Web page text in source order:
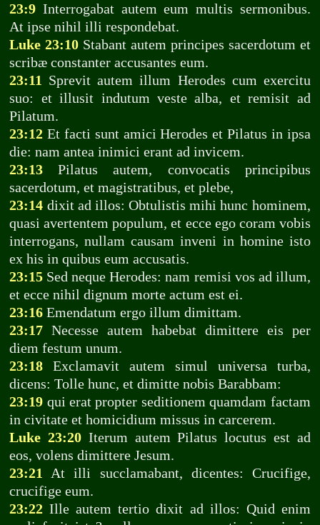
23:9 Interrogabat autem eum multis sermonibus.
At ipse nihil illi respondebat.
Luke 23:10 Stabant autem principes sacerdotum et
scribæ constanter accusantes eum.
23:11
Sprevit autem illum Herodes cum exercitu
suo: et illusit indutum veste alba, et remisit ad
Pilatum.
23:12 Et facti sunt amici Herodes et Pilatus in ipsa
die: nam antea inimici erant ad invicem.
23:13 Pilatus autem, convocatis principibus
sacerdotum, et magistratibus, et plebe,
23:14 dixit ad illos: Obtulistis mihi hunc hominem,
quasi avertentem populum, et ecce ego coram vobis
interrogans, nullam causam inveni in homine isto
ex his in quibus eum accusatis.
23:15 Sed neque Herodes: nam remisi vos ad illum,
et ecce nihil dignum morte actum est ei.
23:16 Emendatum ergo illum dimittam.
23:17 Necesse autem habebat dimittere eis per
diem festum unum.
23:18 Exclamavit autem simul universa turba,
dicens: Tolle hunc, et dimitte nobis Barabbam:
23:19 qui erat propter seditionem quamdam factam
in civitate et homicidium missus in carcerem.
Luke 23:20 Iterum autem Pilatus locutus est ad
eos, volens dimittere Jesum.
23:21
At illi succlamabant, dicentes: Crucifige,
crucifige eum.
23:22 Ille autem tertio dixit ad illos: Quid enim